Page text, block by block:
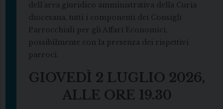
dell’area giuridico amministrativa della Curia
diocesana, tutti i componenti dei Consigli
Parrocchiali per gli Affari Economici,
possibilmente con la presenza dei rispettivi
parroci.
GIOVEDÌ 2 LUGLIO 2026,
ALLE ORE 19.30